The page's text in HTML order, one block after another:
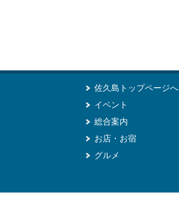
佐久島トップページへ
イベント
総合案内
お店・お宿
グルメ